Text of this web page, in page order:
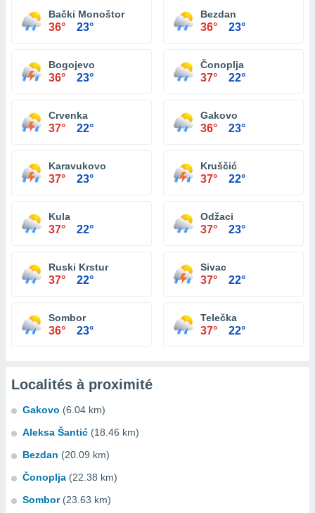
Bački Monoštor
36° 23°
Bezdan
36° 23°
Bogojevo
36° 23°
Čonoplja
37° 22°
Crvenka
37° 22°
Gakovo
36° 23°
Karavukovo
37° 23°
Kruščić
37° 22°
Kula
37° 22°
Odžaci
37° 23°
Ruski Krstur
37° 22°
Sivac
37° 22°
Sombor
36° 23°
Telečka
37° 22°
Localités à proximité
Gakovo (6.04 km)
Aleksa Šantić (18.46 km)
Bezdan (20.09 km)
Čonoplja (22.38 km)
Sombor (23.63 km)